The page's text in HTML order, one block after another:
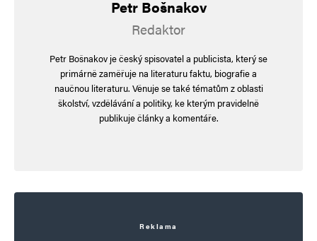
Uložit do prohlížeče jméno, e-mail a webovou stránku pro budoucí
komentáře.
Informujte mě o nových komentářích e-mailem.
Petr Bošnakov
Redaktor
Petr Bošnakov je český spisovatel a publicista, který se
primárně zaměřuje na literaturu faktu, biografie a
naučnou literaturu. Věnuje se také tématům z oblasti
školství, vzdělávání a politiky, ke kterým pravidelně
publikuje články a komentáře.
Reklama